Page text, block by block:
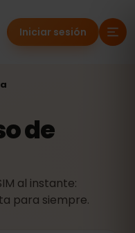
Iniciar sesión
de
al instante:
para siempre.